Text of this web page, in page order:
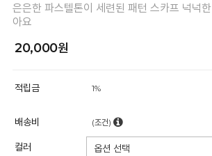
은은한 파스텔톤이 세련된 패턴 스카프 넉넉
아요
20,000원
적립금 1%
배송비 (조건)
컬러